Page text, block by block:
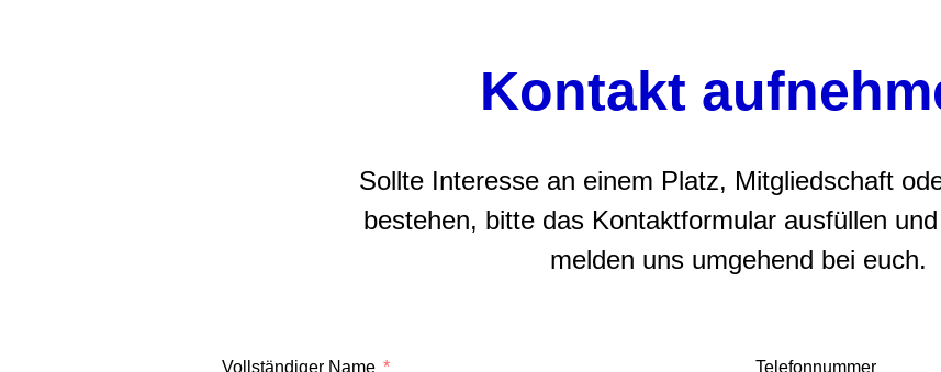
Kontakt
Sollte Interesse an einem Platz, Mitgliedschaft
bestehen, bitte das Kontaktformular ausfüllen
melden uns umgehend bei euch.
Vollständiger Name Telefonnummer